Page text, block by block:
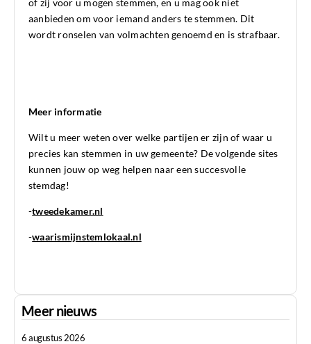
aanbieden om voor iemand anders te stemmen. Dit
wordt ronselen van volmachten genoemd en is strafbaar.
Meer informatie
Wilt u meer weten over welke partijen er zijn of waar u
precies kan stemmen in uw gemeente? De volgende sites
kunnen jouw op weg helpen naar een succesvolle
stemdag!
-tweedekamer.nl
-waarismijnstemlokaal.nl
Meer nieuws
6 augustus 2026